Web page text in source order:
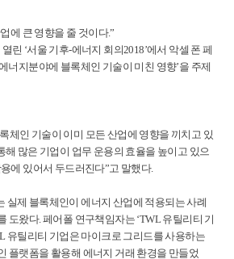
에 큰 영향을 줄 것이다.”
린 ‘서울 기후-에너지 회의2018’에서 악셀 폰 페
너지분야에 블록체인 기술이 미친 영향’을 주제
체인 기술이 이미 모든 산업에 영향을 끼치고 있
해 많은 기업이 업무 운용의 효율을 높이고 있으
에 있어서 두드러진다”고 말했다.
실제 블록체인이 에너지 산업에 적용되는 사례
도왔다. 페어폴 연구책임자는 ‘TWL 유틸리티 기
유틸리티 기업은 마이크로 그리드를 사용하는
플랫폼을 활용해 에너지 거래 환경을 만들었